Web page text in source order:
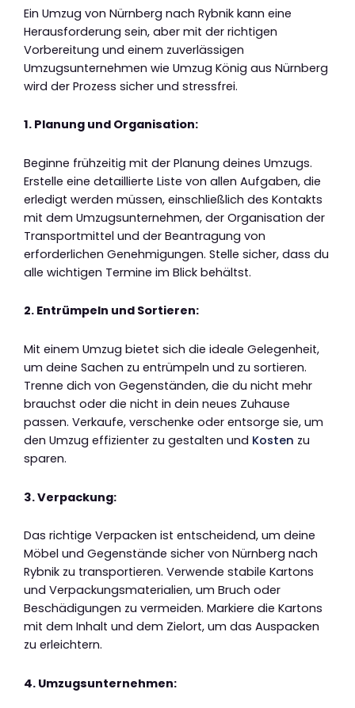
Ein Umzug von Nürnberg nach Rybnik kann eine
Herausforderung sein, aber mit der richtigen
Vorbereitung und einem zuverlässigen
Umzugsunternehmen wie Umzug König aus Nürnberg
wird der Prozess sicher und stressfrei.
1. Planung und Organisation:
Beginne frühzeitig mit der Planung deines Umzugs.
Erstelle eine detaillierte Liste von allen Aufgaben, die
erledigt werden müssen, einschließlich des Kontakts
mit dem Umzugsunternehmen, der Organisation der
Transportmittel und der Beantragung von
erforderlichen Genehmigungen. Stelle sicher, dass du
alle wichtigen Termine im Blick behältst.
2. Entrümpeln und Sortieren:
Mit einem Umzug bietet sich die ideale Gelegenheit,
um deine Sachen zu entrümpeln und zu sortieren.
Trenne dich von Gegenständen, die du nicht mehr
brauchst oder die nicht in dein neues Zuhause
passen. Verkaufe, verschenke oder entsorge sie, um
den Umzug effizienter zu gestalten und Kosten zu
sparen.
3. Verpackung:
Das richtige Verpacken ist entscheidend, um deine
Möbel und Gegenstände sicher von Nürnberg nach
Rybnik zu transportieren. Verwende stabile Kartons
und Verpackungsmaterialien, um Bruch oder
Beschädigungen zu vermeiden. Markiere die Kartons
mit dem Inhalt und dem Zielort, um das Auspacken
zu erleichtern.
4. Umzugsunternehmen: